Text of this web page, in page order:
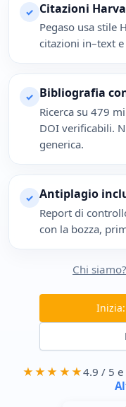
✓ Citazioni
Pegaso usa stile
citazioni in–text
✓ Bibliografia
Ricerca su 479
DOI verificabili.
generica.
✓ Antiplagio
Report di
con la bozza,
Chi
★★★★★4.9 / 5